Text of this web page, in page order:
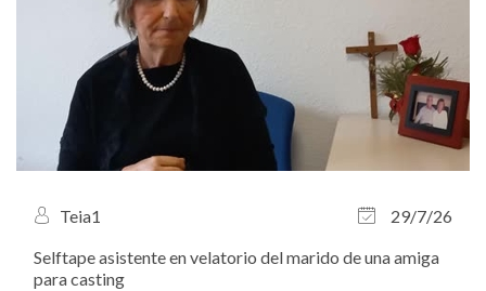
Teia1
29/7/26
Selftape asistente en velatorio del marido de una amiga
para casting